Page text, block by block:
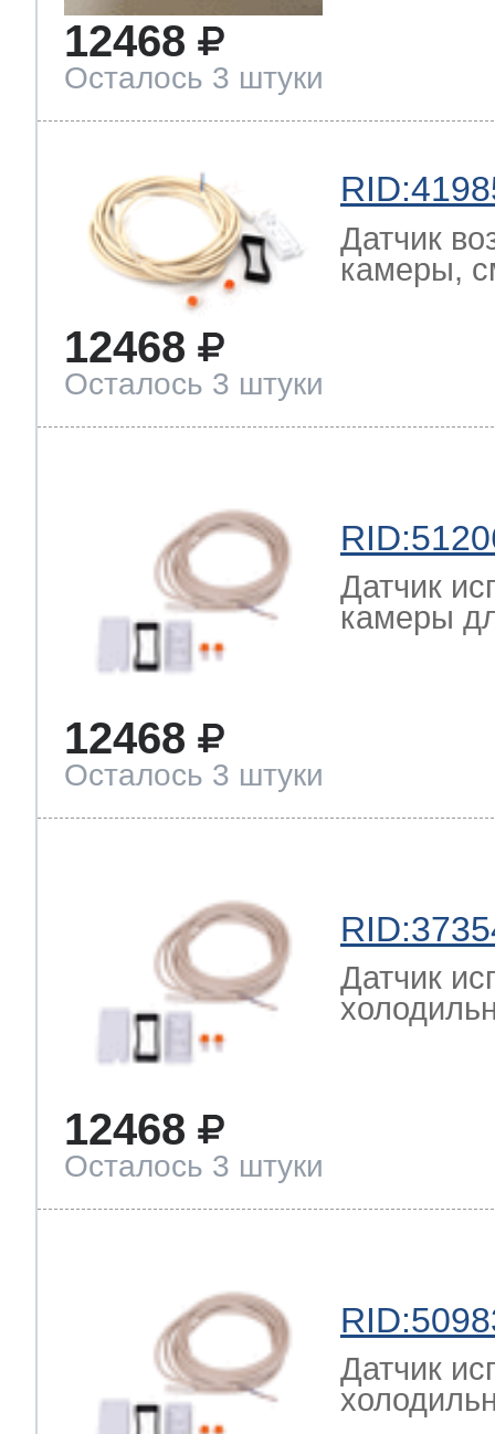
12468
Осталось 3 штуки
Датчик
камеры,
12468
Осталось 3 штуки
Датчик
камеры
12468
Осталось 3 штуки
Датчик
12468
Осталось 3 штуки
Датчик